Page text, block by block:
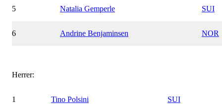
5 Natalia Gemperle SUI
6 Andrine Benjaminsen NOR
Herrer:
1 Tino Polsini SUI